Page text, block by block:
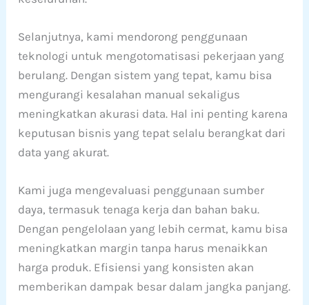
Selanjutnya, kami mendorong penggunaan
teknologi untuk mengotomatisasi pekerjaan yang
berulang. Dengan sistem yang tepat, kamu bisa
mengurangi kesalahan manual sekaligus
meningkatkan akurasi data. Hal ini penting karena
keputusan bisnis yang tepat selalu berangkat dari
data yang akurat.
Kami juga mengevaluasi penggunaan sumber
daya, termasuk tenaga kerja dan bahan baku.
Dengan pengelolaan yang lebih cermat, kamu bisa
meningkatkan margin tanpa harus menaikkan
harga produk. Efisiensi yang konsisten akan
memberikan dampak besar dalam jangka panjang.